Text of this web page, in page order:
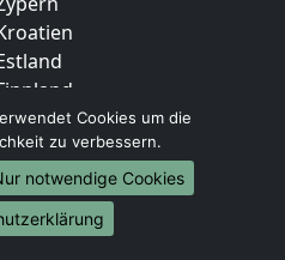
Cookies um die
zu verbessern.
notwendige Cookies